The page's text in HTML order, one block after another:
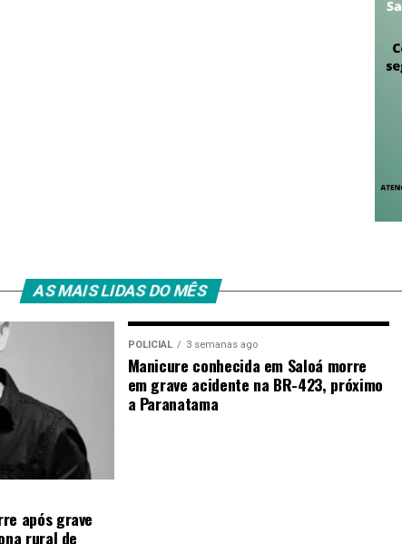
AS MAIS LIDAS DO MÊS
após grave
rural de
POLICIAL 3 semanas ago
Manicure conhecida em Saloá morre
em grave acidente na BR-423, próximo
a Paranatama